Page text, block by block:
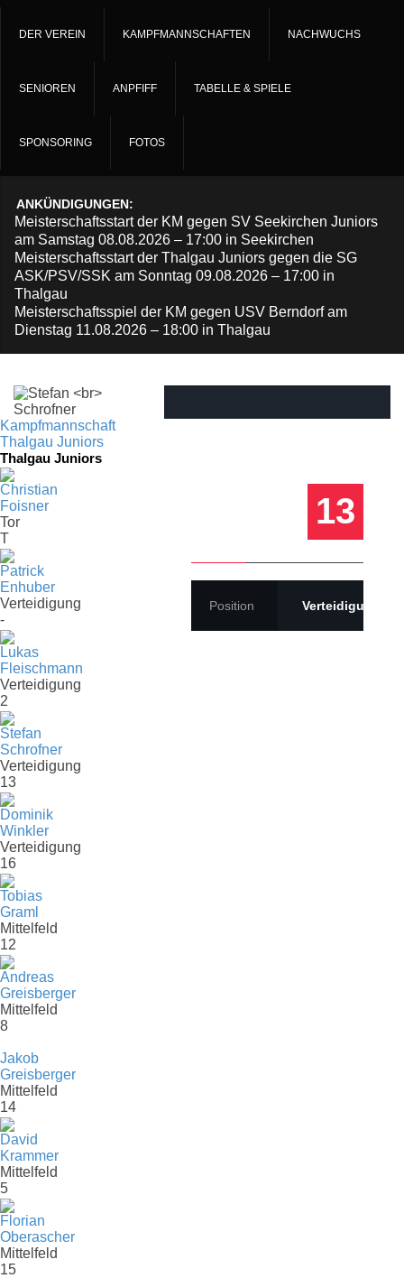
DER VEREIN KAMPFMANNSCHAFTEN NACHWUCHS
SENIOREN ANPFIFF TABELLE & SPIELE
SPONSORING FOTOS
ANKÜNDIGUNGEN:
Meisterschaftsstart der KM gegen SV Seekirchen Juniors
am Samstag 08.08.2026 – 17:00 in Seekirchen
Meisterschaftsstart der Thalgau Juniors gegen die SG
ASK/PSV/SSK am Sonntag 09.08.2026 – 17:00 in
Thalgau
Meisterschaftsspiel der KM gegen USV Berndorf am
Dienstag 11.08.2026 – 18:00 in Thalgau
13
Position Verteidigung
Kampfmannschaft
Thalgau Juniors
Thalgau Juniors
Christian
Foisner
Tor
T
Patrick
Enhuber
Verteidigung
-
Lukas
Fleischmann
Verteidigung
2
Stefan
Schrofner
Verteidigung
13
Dominik
Winkler
Verteidigung
16
Tobias
Graml
Mittelfeld
12
Andreas
Greisberger
Mittelfeld
8
Jakob
Greisberger
Mittelfeld
14
David
Krammer
Mittelfeld
5
Florian
Oberascher
Mittelfeld
15